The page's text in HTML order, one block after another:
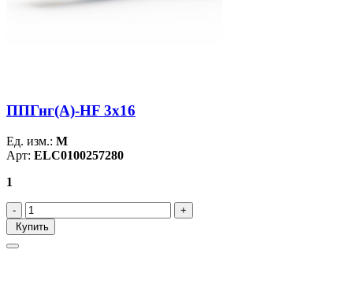
ППГнг(А)-HF 3х16
Ед. изм.: М
Арт: ELC0100257280
1
Купить